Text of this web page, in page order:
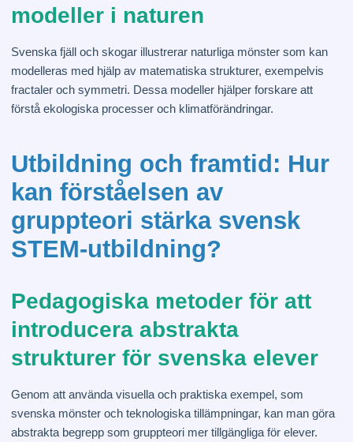
modeller i naturen
Svenska fjäll och skogar illustrerar naturliga mönster som kan
modelleras med hjälp av matematiska strukturer, exempelvis
fractaler och symmetri. Dessa modeller hjälper forskare att
förstå ekologiska processer och klimatförändringar.
Utbildning och framtid: Hur
kan förståelsen av
gruppteori stärka svensk
STEM-utbildning?
Pedagogiska metoder för att
introducera abstrakta
strukturer för svenska elever
Genom att använda visuella och praktiska exempel, som
svenska mönster och teknologiska tillämpningar, kan man göra
abstrakta begrepp som gruppteori mer tillgängliga för elever.